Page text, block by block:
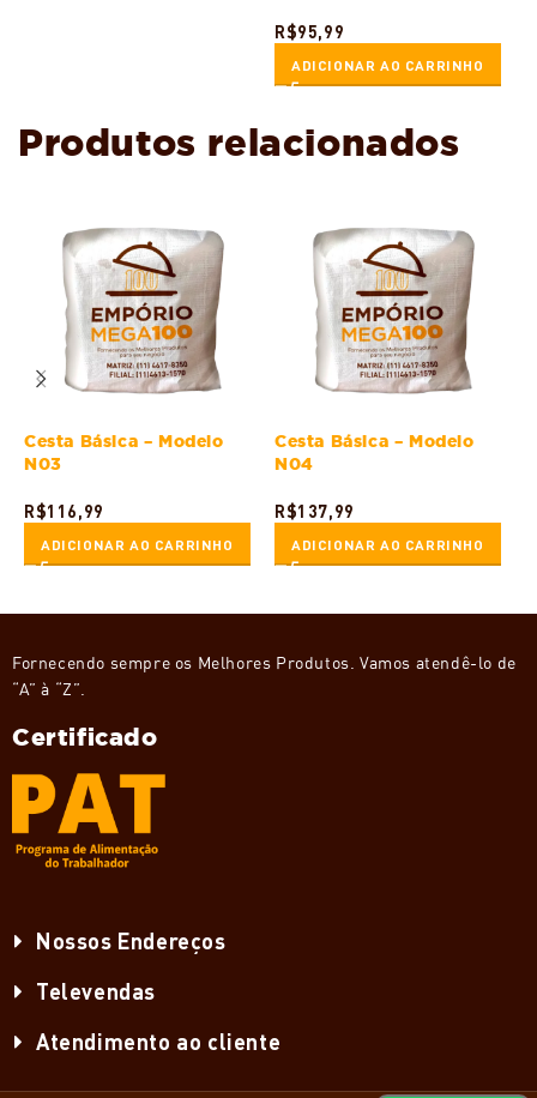
R$95,99
ADICIONAR AO CARRINHO
Produtos relacionados
Cesta Básica – Modelo
N03
R$116,99
ADICIONAR AO CARRINHO
Cesta Básica – Modelo
N04
R$137,99
ADICIONAR AO CARRINHO
Fornecendo sempre os Melhores Produtos. Vamos atendê-lo de
“A” à “Z”.
Certificado
Nossos Endereços
Televendas
Atendimento ao cliente